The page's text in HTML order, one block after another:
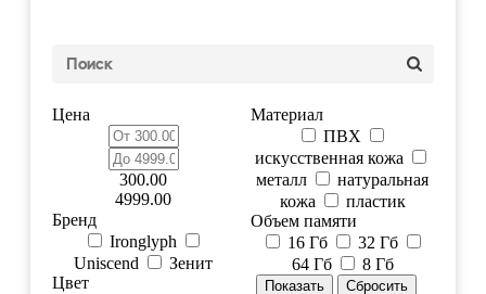
Цена
300.00
4999.00
Материал
ПВХ
искусственная кожа
металл
натуральная
кожа
пластик
Бренд
Ironglyph
Uniscend
Зенит
Объем памяти
16 Гб
32 Гб
64 Гб
8 Гб
Цвет